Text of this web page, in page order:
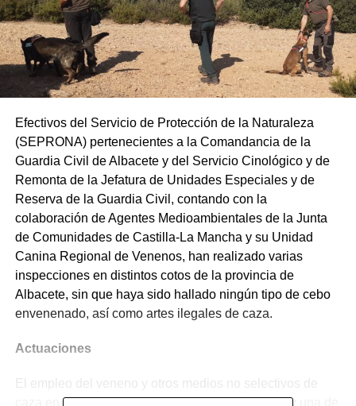
Efectivos del Servicio de Protección de la Naturaleza
(SEPRONA) pertenecientes a la Comandancia de la
Guardia Civil de Albacete y del Servicio Cinológico y de
Remonta de la Jefatura de Unidades Especiales y de
Reserva de la Guardia Civil, contando con la
colaboración de Agentes Medioambientales de la Junta
de Comunidades de Castilla-La Mancha y su Unidad
Canina Regional de Venenos, han realizado varias
inspecciones en distintos cotos de la provincia de
Albacete, sin que haya sido hallado ningún tipo de cebo
envenenado, así como artes ilegales de caza.
Actuaciones
caza en el medio natural, constituyen a día de hoy una de